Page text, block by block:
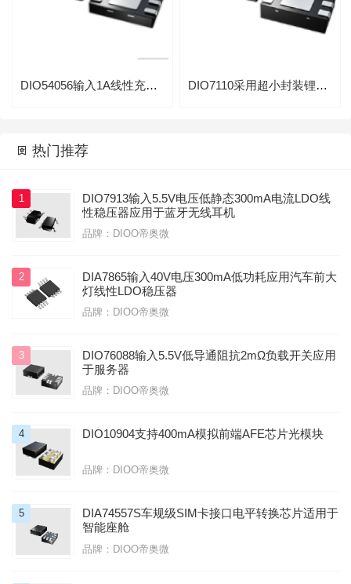
DIO54056输入1A线性充电IC恒流和恒压线性充电器 DIO7110采用超小封装锂电池过充/过放保护IC
 热门推荐
1
DIO7913输入5.5V电压低静态300mA电流LDO线
性稳压器应用于蓝牙无线耳机
品牌：DIOO帝奥微
2
DIA7865输入40V电压300mA低功耗应用汽车前大
灯线性LDO稳压器
品牌：DIOO帝奥微
3
DIO76088输入5.5V低导通阻抗2mΩ负载开关应用
于服务器
品牌：DIOO帝奥微
4 DIO10904支持400mA模拟前端AFE芯片光模块
品牌：DIOO帝奥微
5
DIA74557S车规级SIM卡接口电平转换芯片适用于
智能座舱
品牌：DIOO帝奥微